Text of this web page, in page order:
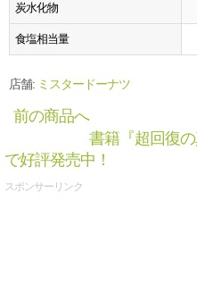
炭水化物
食塩相当量
店舗: ミスタードーナツ
前の商品へ
書籍『超回復
で好評発売中！
スポンサーリンク